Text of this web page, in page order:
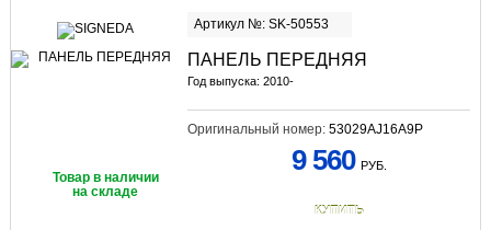
Артикул №: SK-50553
ПАНЕЛЬ ПЕРЕДНЯЯ
Год выпуска: 2010-
Оригинальный номер: 53029AJ16A9P
Товар в наличии
на складе
9 560 РУБ.
КУПИТЬ